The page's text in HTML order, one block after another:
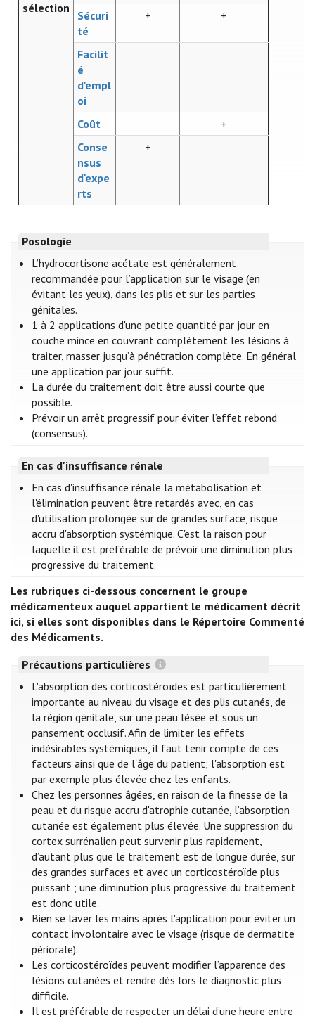
sélection
Sécuri
té
+ +
Facilit
é
d'empl
oi
Coût
+
Conse
nsus
d'expe
rts
+
Posologie
L’hydrocortisone acétate est généralement
recommandée pour l’application sur le visage (en
évitant les yeux), dans les plis et sur les parties
génitales.
1 à 2 applications d'une petite quantité par jour en
couche mince en couvrant complètement les lésions à
traiter, masser jusqu’à pénétration complète. En général
une application par jour suffit.
La durée du traitement doit être aussi courte que
possible.
Prévoir un arrêt progressif pour éviter l’effet rebond
(consensus).
En cas d'insuffisance rénale
En cas d'insuffisance rénale la métabolisation et
l'élimination peuvent être retardés avec, en cas
d'utilisation prolongée sur de grandes surface, risque
accru d'absorption systémique. C'est la raison pour
laquelle il est préférable de prévoir une diminution plus
progressive du traitement.
Les rubriques ci-dessous concernent le groupe
médicamenteux auquel appartient le médicament décrit
ici, si elles sont disponibles dans le Répertoire Commenté
des Médicaments.
Précautions particulières
L'absorption des corticostéroïdes est particulièrement
importante au niveau du visage et des plis cutanés, de
la région génitale, sur une peau lésée et sous un
pansement occlusif. Afin de limiter les effets
indésirables systémiques, il faut tenir compte de ces
facteurs ainsi que de l'âge du patient; l'absorption est
par exemple plus élevée chez les enfants.
Chez les personnes âgées, en raison de la finesse de la
peau et du risque accru d'atrophie cutanée, l’absorption
cutanée est également plus élevée. Une suppression du
cortex surrénalien peut survenir plus rapidement,
d’autant plus que le traitement est de longue durée, sur
des grandes surfaces et avec un corticostéroïde plus
puissant ; une diminution plus progressive du traitement
est donc utile.
Bien se laver les mains après l'application pour éviter un
contact involontaire avec le visage (risque de dermatite
périorale).
Les corticostéroïdes peuvent modifier l’apparence des
lésions cutanées et rendre dès lors le diagnostic plus
difficile.
Il est préférable de respecter un délai d’une heure entre